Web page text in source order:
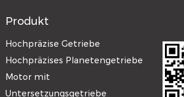
Produkt
Hochpräzise Getriebe
Hochpräzises Planetengetriebe
Motor mit
Untersetzungsgetriebe